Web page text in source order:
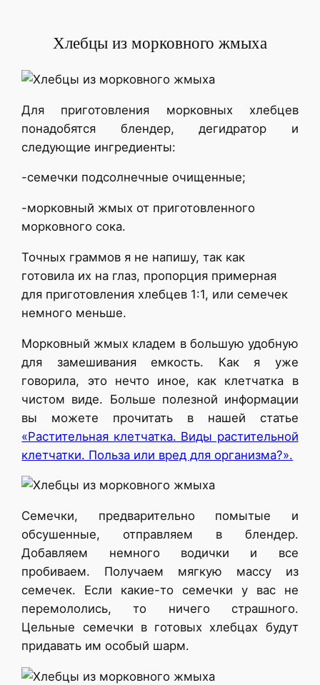
Хлебцы из морковного жмыха
Для приготовления морковных хлебцев
понадобятся блендер, дегидратор и
следующие ингредиенты:
-семечки подсолнечные очищенные;
-морковный жмых от приготовленного
морковного сока.
Точных граммов я не напишу, так как
готовила их на глаз, пропорция примерная
для приготовления хлебцев 1:1, или семечек
немного меньше.
Морковный жмых кладем в большую удобную
для замешивания емкость. Как я уже
говорила, это нечто иное, как клетчатка в
чистом виде. Больше полезной информации
вы можете прочитать в нашей статье
«Растительная клетчатка. Виды растительной
клетчатки. Польза или вред для организма?».
Семечки, предварительно помытые и
обсушенные, отправляем в блендер.
Добавляем немного водички и все
пробиваем. Получаем мягкую массу из
семечек. Если какие-то семечки у вас не
перемололись, то ничего страшного.
Цельные семечки в готовых хлебцах будут
придавать им особый шарм.